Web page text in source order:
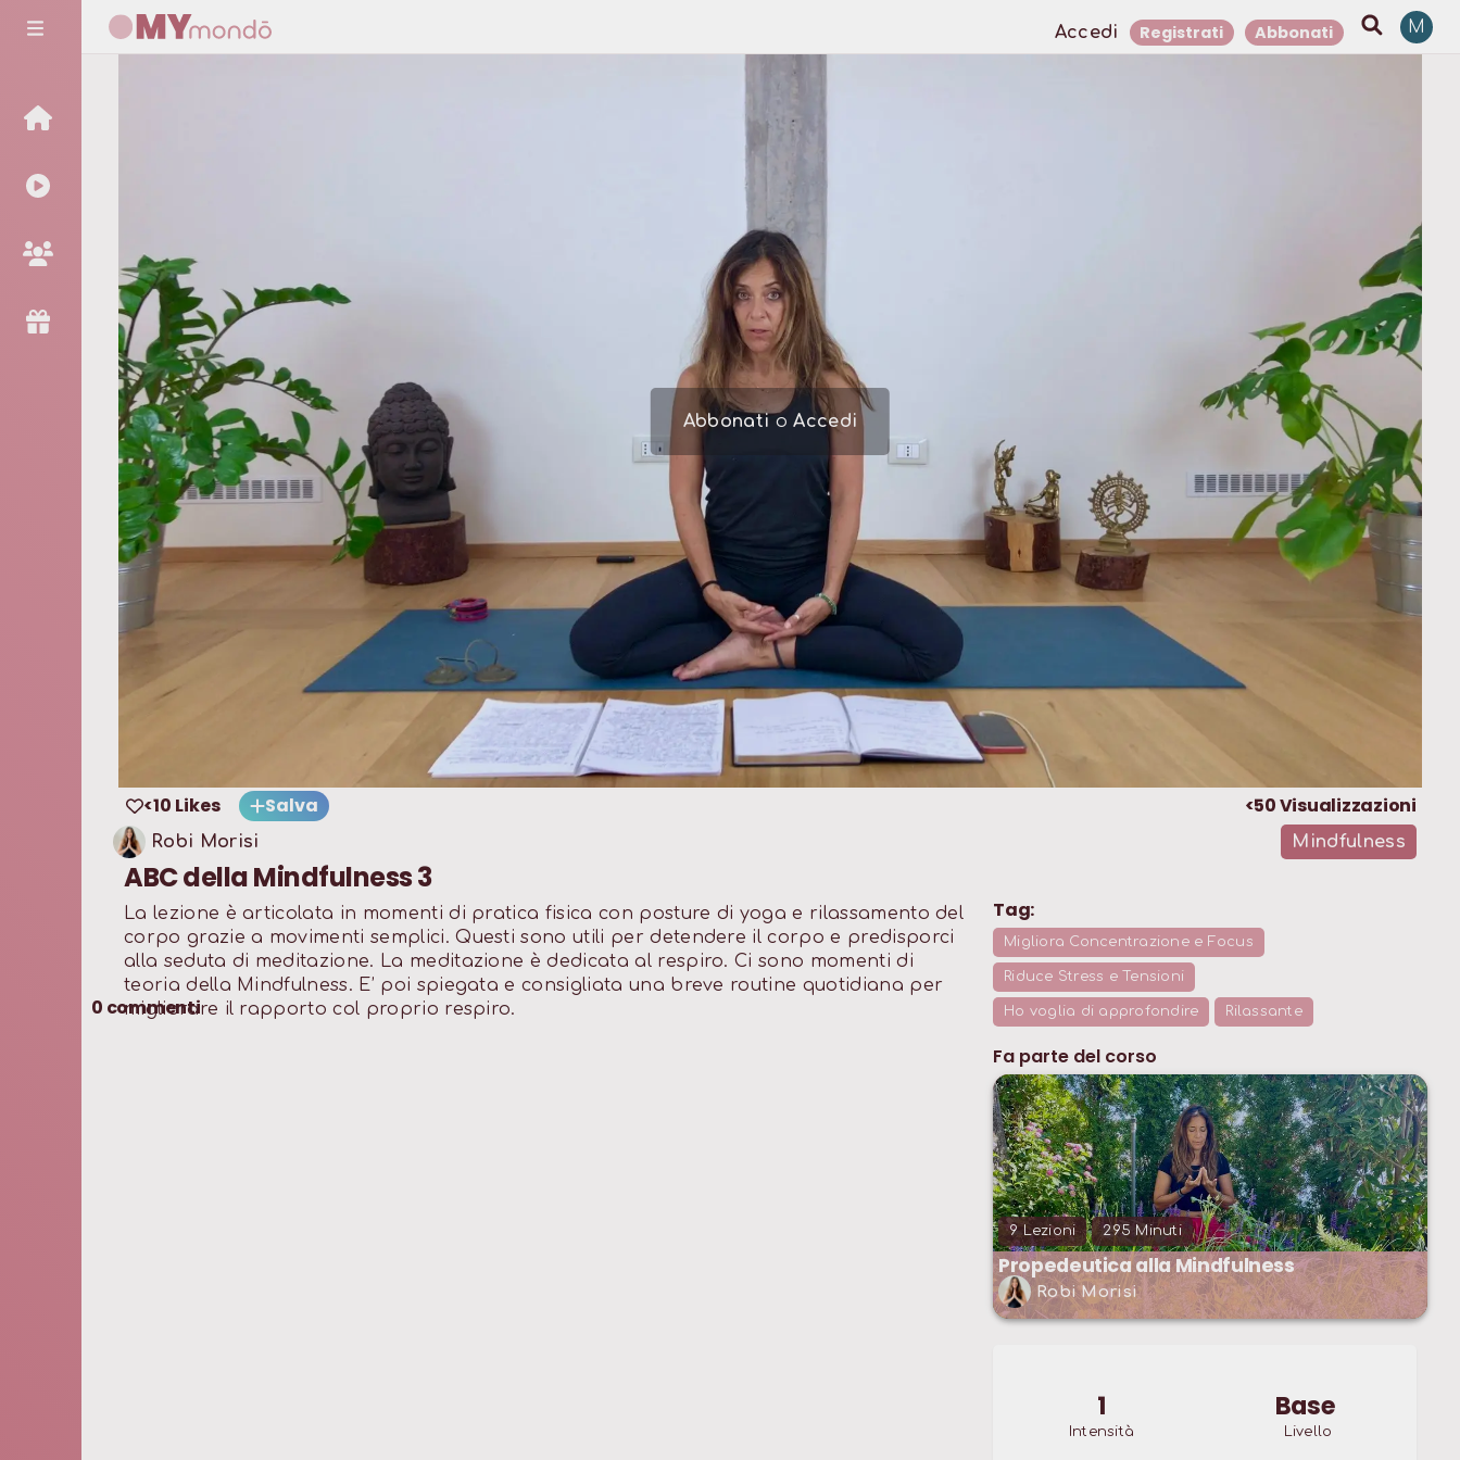
Accedi Registrati Abbonati M
Abbonati oAccedi
<10 Likes Salva <50Visualizzazioni
Robi Morisi Mindfulness
ABC della Mindfulness 3
La lezione è articolata in momenti di pratica fisica con posture di yoga e rilassamento del
corpo grazie a movimenti semplici. Questi sono utili per detendere il corpo e predisporci
alla seduta di meditazione. La meditazione è dedicata al respiro. Ci sono momenti di
teoria della Mindfulness. E’ poi spiegata e consigliata una breve routine quotidiana per
migliorare il rapporto col proprio respiro.
0 commenti
Tag:
Migliora Concentrazione e Focus
Riduce Stress e Tensioni
Ho voglia di approfondire Rilassante
Fa parte del corso
9Lezioni 295 Minuti
Propedeutica alla Mindfulness
Robi Morisi
1
Intensità
Base
Livello